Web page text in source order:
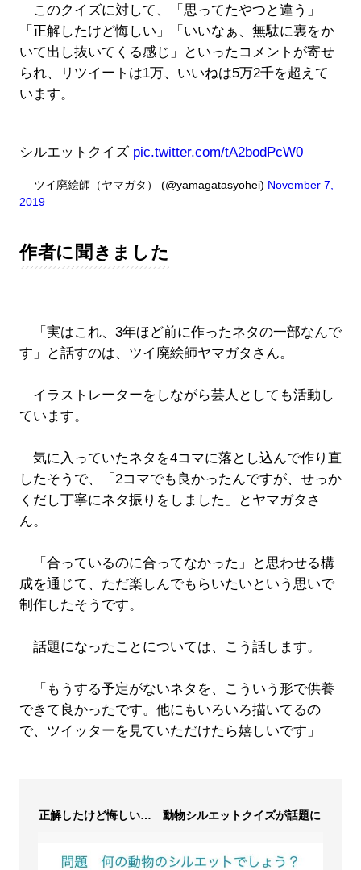
このクイズに対して、「思ってたやつと違う」
「正解したけど悔しい」「いいなぁ、無駄に裏をか
いて出し抜いてくる感じ」といったコメントが寄せ
られ、リツイートは1万、いいねは5万2千を超えて
います。
シルエットクイズ pic.twitter.com/tA2bodPcW0
— ツイ廃絵師（ヤマガタ） (@yamagatasyohei) November 7,
2019
作者に聞きました
「実はこれ、3年ほど前に作ったネタの一部なんで
す」と話すのは、ツイ廃絵師ヤマガタさん。
イラストレーターをしながら芸人としても活動し
ています。
気に入っていたネタを4コマに落とし込んで作り直
したそうで、「2コマでも良かったんですが、せっか
くだし丁寧にネタ振りをしました」とヤマガタさ
ん。
「合っているのに合ってなかった」と思わせる構
成を通じて、ただ楽しんでもらいたいという思いで
制作したそうです。
話題になったことについては、こう話します。
「もうする予定がないネタを、こういう形で供養
できて良かったです。他にもいろいろ描いてるの
で、ツイッターを見ていただけたら嬉しいです」
正解したけど悔しい… 動物シルエットクイズが話題に